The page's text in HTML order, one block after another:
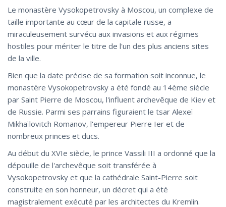
Le monastère Vysokopetrovsky à Moscou, un complexe de
taille importante au cœur de la capitale russe, a
miraculeusement survécu aux invasions et aux régimes
hostiles pour mériter le titre de l'un des plus anciens sites
de la ville.
Bien que la date précise de sa formation soit inconnue, le
monastère Vysokopetrovsky a été fondé au 14ème siècle
par Saint Pierre de Moscou, l'influent archevêque de Kiev et
de Russie. Parmi ses parrains figuraient le tsar Alexeï
Mikhaïlovitch Romanov, l'empereur Pierre Ier et de
nombreux princes et ducs.
Au début du XVIe siècle, le prince Vassili III a ordonné que la
dépouille de l'archevêque soit transférée à
Vysokopetrovsky et que la cathédrale Saint-Pierre soit
construite en son honneur, un décret qui a été
magistralement exécuté par les architectes du Kremlin.